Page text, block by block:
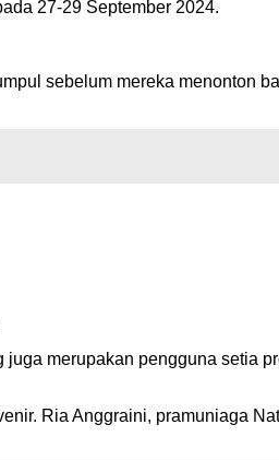
27-29 September 2024.
sebelum mereka menonton
merupakan pengguna setia
Ria Anggraini, pramuniaga